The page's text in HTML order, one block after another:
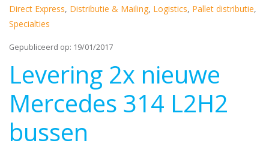
Direct Express, Distributie & Mailing, Logistics, Pallet distributie,
Specialties
Gepubliceerd op: 19/01/2017
Levering 2x nieuwe
Mercedes 314 L2H2
bussen